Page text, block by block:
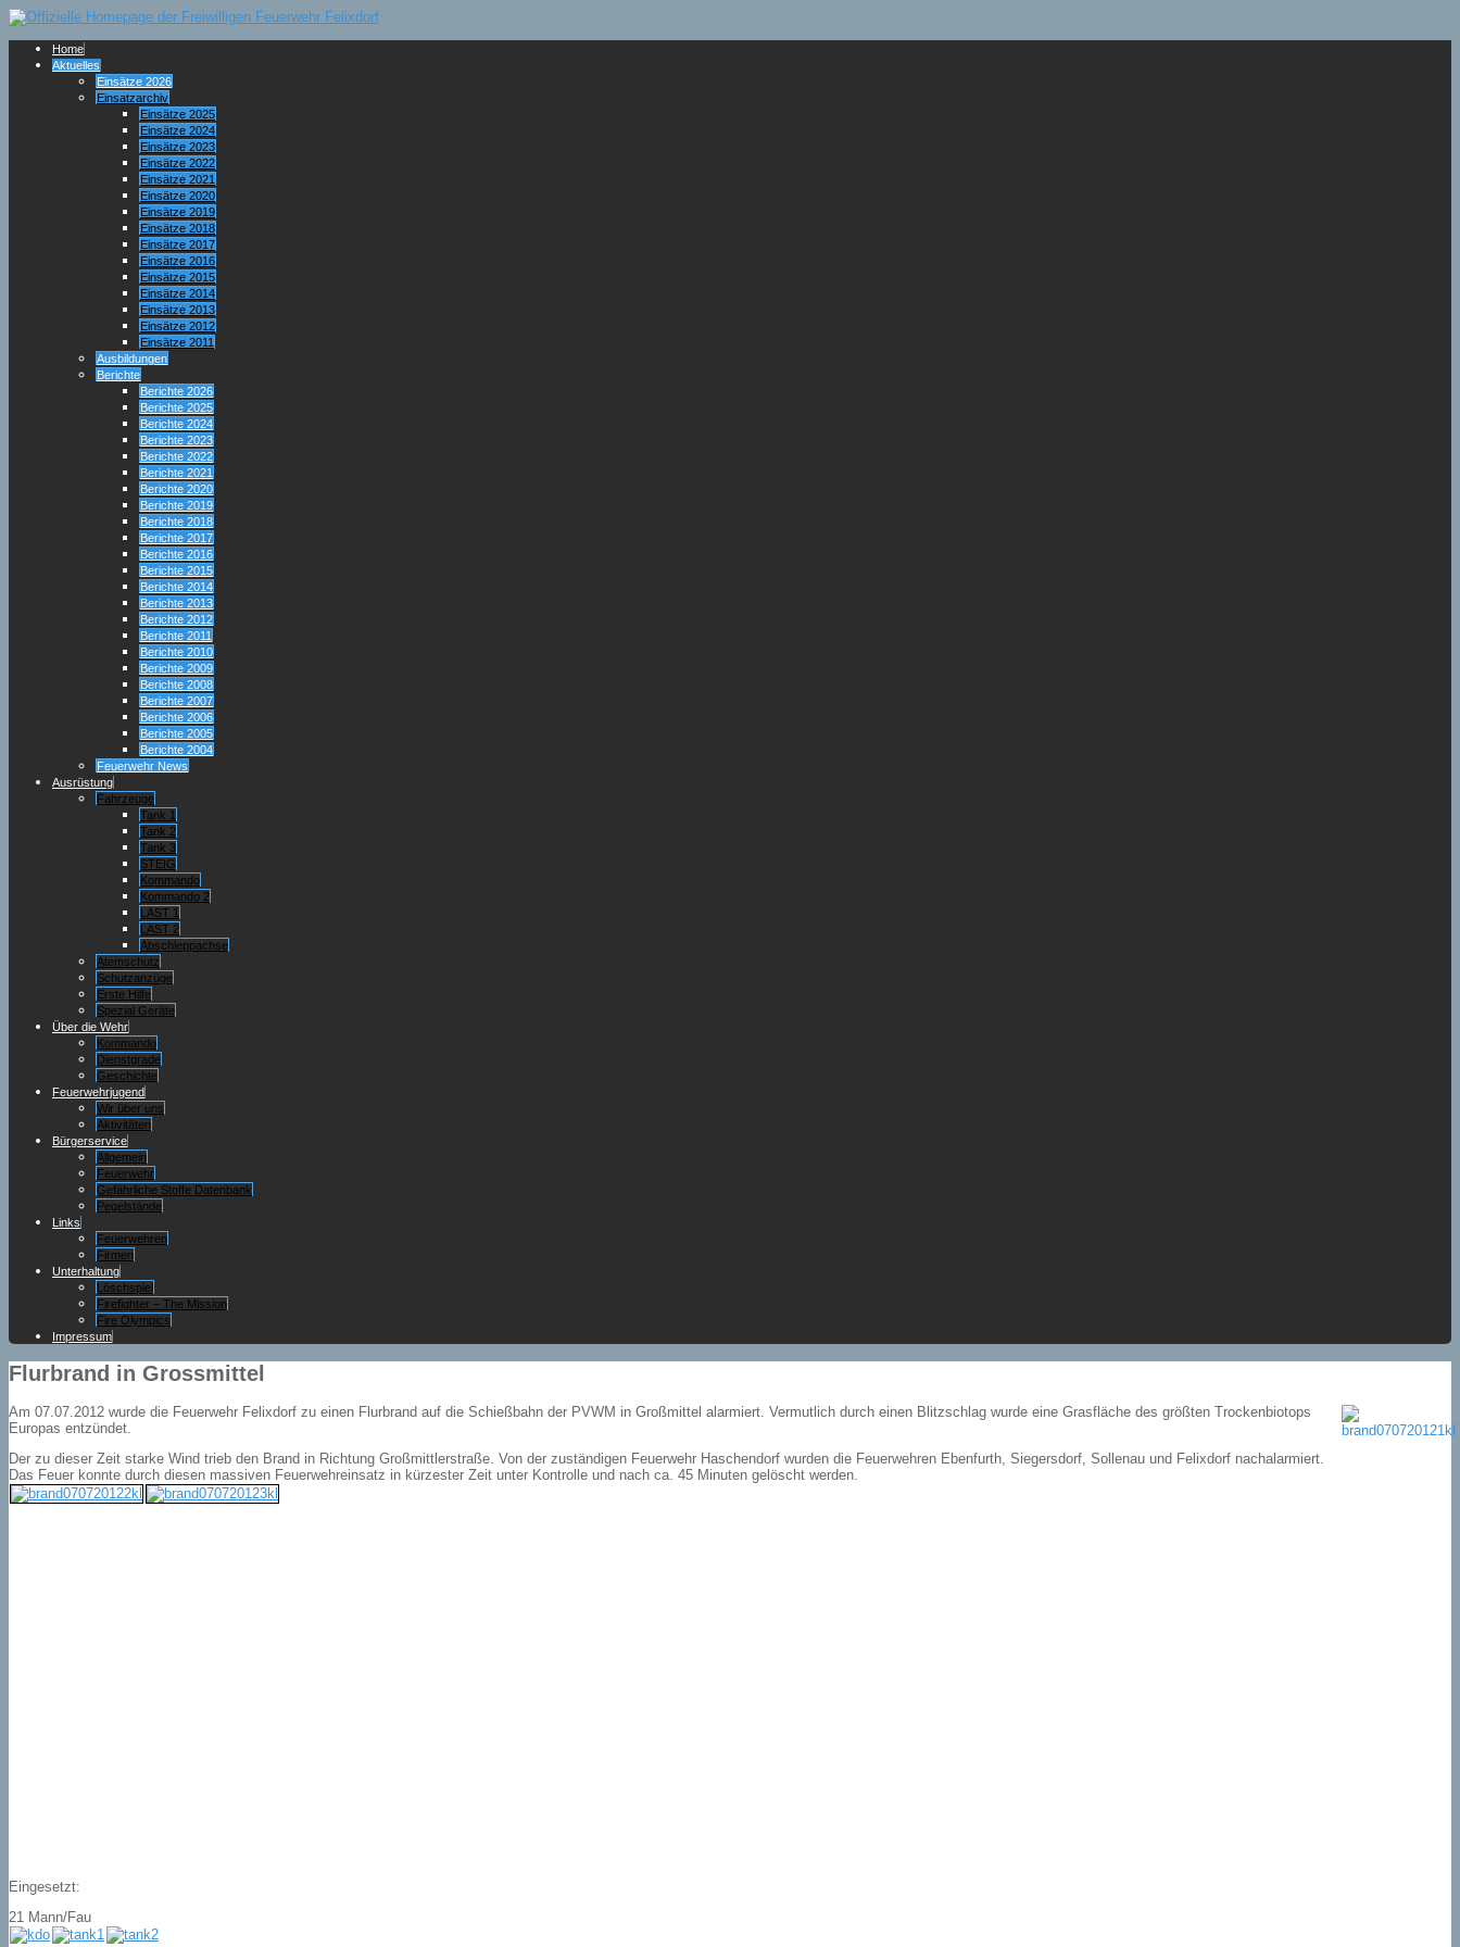
Home
Aktuelles
Einsätze 2026
Einsatzarchiv
Einsätze 2025
Einsätze 2024
Einsätze 2023
Einsätze 2022
Einsätze 2021
Einsätze 2020
Einsätze 2019
Einsätze 2018
Einsätze 2017
Einsätze 2016
Einsätze 2015
Einsätze 2014
Einsätze 2013
Einsätze 2012
Einsätze 2011
Ausbildungen
Berichte
Berichte 2026
Berichte 2025
Berichte 2024
Berichte 2023
Berichte 2022
Berichte 2021
Berichte 2020
Berichte 2019
Berichte 2018
Berichte 2017
Berichte 2016
Berichte 2015
Berichte 2014
Berichte 2013
Berichte 2012
Berichte 2011
Berichte 2010
Berichte 2009
Berichte 2008
Berichte 2007
Berichte 2006
Berichte 2005
Berichte 2004
Feuerwehr News
Ausrüstung
Fahrzeuge
Tank 1
Tank 2
Tank 3
STEIG
Kommando
Kommando 2
LAST 1
LAST 2
Abschleppachse
Atemschutz
Schutzanzüge
Erste Hilfe
Spezial Geräte
Über die Wehr
Kommando
Dienstgrade
Geschichte
Feuerwehrjugend
Wir über uns
Aktivitäten
Bürgerservice
Allgemein
Feuerwehr
Gefährliche Stoffe Datenbank
Pegelstände
Links
Feuerwehren
Firmen
Unterhaltung
Löschspiel
Firefighter – The Mission
Fire Olympics
Impressum
Flurbrand in Grossmittel
Am 07.07.2012 wurde die Feuerwehr Felixdorf zu einen Flurbrand auf die Schießbahn der PVWM in Großmittel alarmiert. Vermutlich durch einen Blitzschlag wurde eine Grasfläche des größten Trockenbiotops
Europas entzündet.
Der zu dieser Zeit starke Wind trieb den Brand in Richtung Großmittlerstraße. Von der zuständigen Feuerwehr Haschendorf wurden die Feuerwehren Ebenfurth, Siegersdorf, Sollenau und Felixdorf nachalarmiert.
Das Feuer konnte durch diesen massiven Feuerwehreinsatz in kürzester Zeit unter Kontrolle und nach ca. 45 Minuten gelöscht werden.
Eingesetzt:
21 Mann/Fau